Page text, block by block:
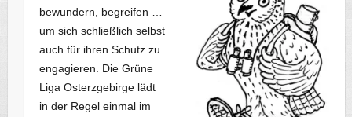
bewundern, begreifen …
um sich schließlich selbst
auch für ihren Schutz zu
engagieren. Die Grüne
Liga Osterzgebirge lädt
in der Regel einmal im